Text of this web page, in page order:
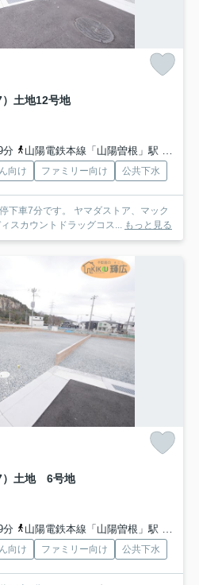
土地12号地
分
山陽電鉄本線「山陽曽根」駅 徒歩37分
向け ファミリー向け 公共下水
下車7分です。 ヤマダストア、マック
スカウントドラッグコス... もっと見る
）土地 6号地
分
山陽電鉄本線「山陽曽根」駅 徒歩37分
向け ファミリー向け 公共下水